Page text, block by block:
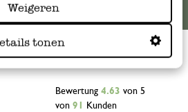
Weigeren
tonen
Bewertung 4.63 von 5
von 91 Kunden